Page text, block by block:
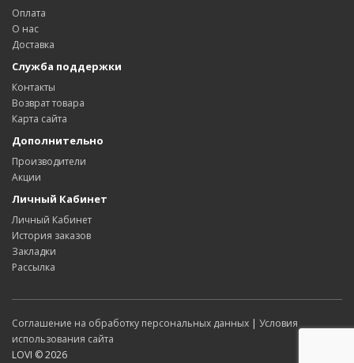
Оплата
О нас
Доставка
Служба поддержки
Контакты
Возврат товара
Карта сайта
Дополнительно
Производители
Акции
Личный Кабинет
Личный Кабинет
История заказов
Закладки
Рассылка
Соглашение на обработку персональных данных | Условия
использования сайта
LOVI © 2026